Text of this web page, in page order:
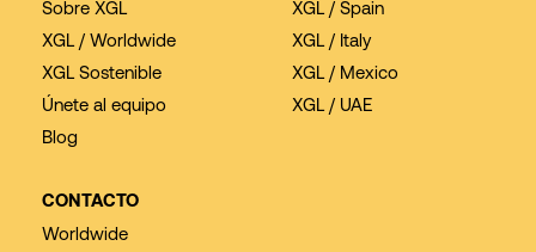
Sobre XGL
XGL / Worldwide
XGL Sostenible
Únete al equipo
Blog
XGL / Spain
XGL / Italy
XGL / Mexico
XGL / UAE
CONTACTO
Worldwide